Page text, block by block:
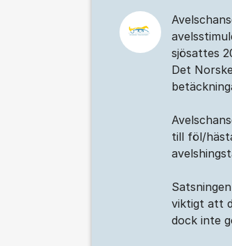
sjösattes
Det
till föl/
viktigt att
dock inte